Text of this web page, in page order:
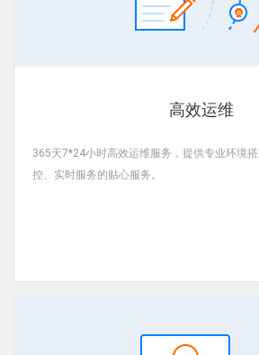
高效运维
365天7*24小时高效运维服务，提供专业环境
控、实时服务的贴心服务。